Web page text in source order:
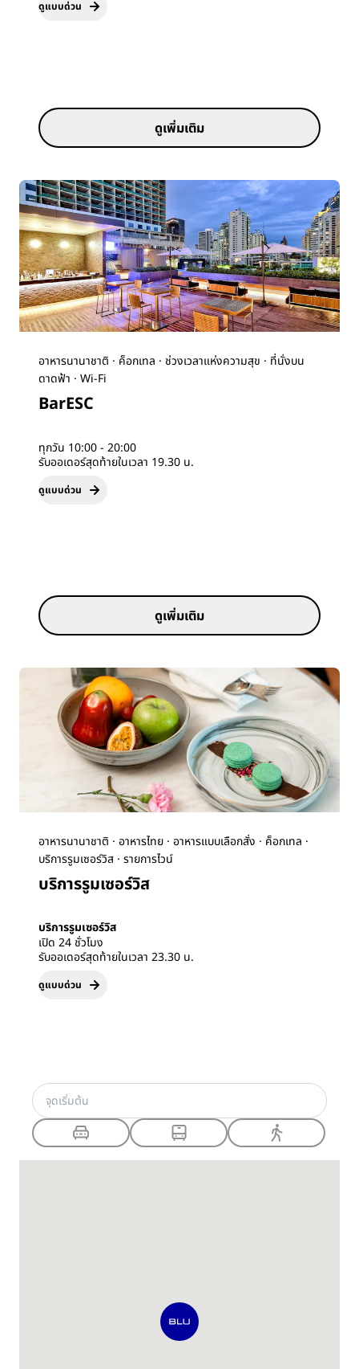
ดูแบบด่วน
ดูเพิ่มเติม
อาหารนานาชาติ · ค็อกเทล · ช่วงเวลาแห่งความสุข · ที่นั่งบน
ดาดฟ้า · Wi-Fi
BarESC
ทุกวัน 10:00 - 20:00
รับออเดอร์สุดท้ายในเวลา 19.30 น.
ดูแบบด่วน
ดูเพิ่มเติม
อาหารนานาชาติ · อาหารไทย · อาหารแบบเลือกสั่ง · ค็อกเทล ·
บริการรูมเซอร์วิส · รายการไวน์
บริการรูมเซอร์วิส
บริการรูมเซอร์วิส
เปิด 24 ชั่วโมง
รับออเดอร์สุดท้ายในเวลา 23.30 น.
ดูแบบด่วน